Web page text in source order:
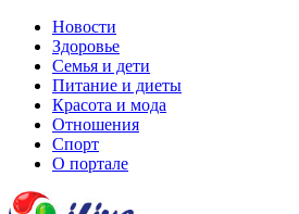
Новости
Здоровье
Семья и дети
Питание и диеты
Красота и мода
Отношения
Спорт
О портале